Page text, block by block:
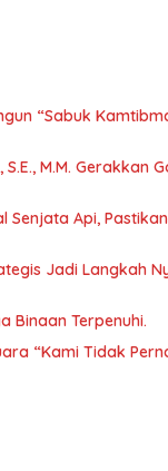
“Sabuk
M.M. Gerakkan
Senjata Api,
Jadi Langkah
Binaan Terpenuhi.
“Kami Tidak